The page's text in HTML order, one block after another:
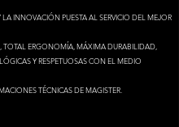
INNOVACIÓN PUESTA AL SERVICIO DEL MEJOR
TOTAL ERGONOMÍA, MÁXIMA DURABILIDAD,
Y RESPETUOSAS CON EL MEDIO
TÉCNICAS DE MAGISTER.